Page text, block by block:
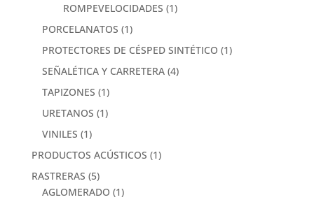
ROMPEVELOCIDADES (1)
PORCELANATOS (1)
PROTECTORES DE CÉSPED SINTÉTICO (1)
SEÑALÉTICA Y CARRETERA (4)
TAPIZONES (1)
URETANOS (1)
VINILES (1)
PRODUCTOS ACÚSTICOS (1)
RASTRERAS (5)
AGLOMERADO (1)